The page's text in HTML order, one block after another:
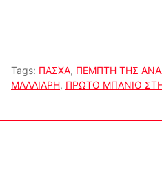
Tags: ΠΑΣΧΑ, ΠΕΜΠΤΗ ΤΗΣ
ΜΑΛΛΙΑΡΗ, ΠΡΩΤΟ ΜΠΑΝΙΟ